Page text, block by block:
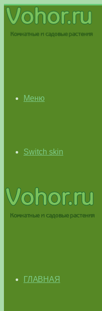
Меню
Switch skin
ГЛАВНАЯ